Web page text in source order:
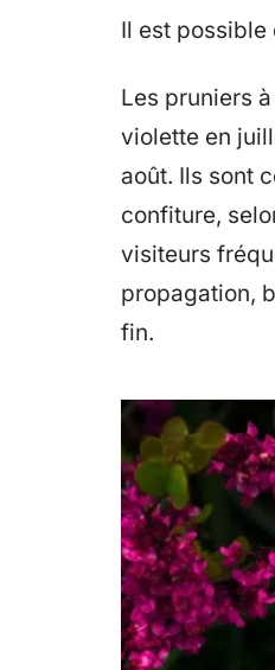
Il est possible
Les pruniers
violette en
août. Ils sont
confiture,
visiteurs
propagation,
fin.